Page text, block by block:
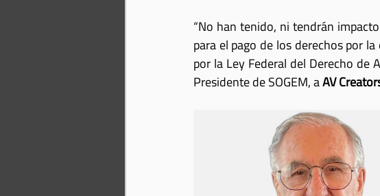
“No han tenido, ni tendrán
para el pago de los derechos por
por la Ley Federal del Derecho de
Presidente de SOGEM, a AV